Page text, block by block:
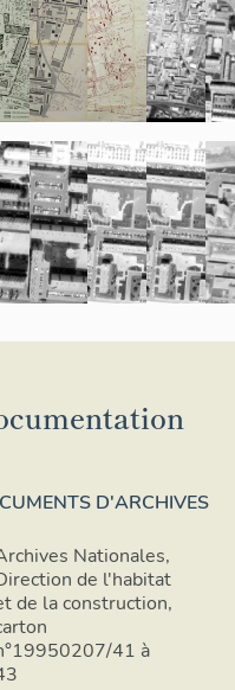
D'ARCHIVES
Nationales,
de l'habitat
de la construction,
41 à